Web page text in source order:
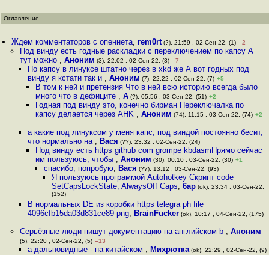
Оглавление
Ждем комментаторов с опеннета,rem0rt (?), 21:59 , 02-Сен-22, (1) –2
Под винду есть годные раскладки с переключением по капсу А
тут можно , Аноним (3), 22:02 , 02-Сен-22, (3) –7
По капсу в линуксе штатно через в xkd же А вот годных под
винду я кстати так и , Аноним (7), 22:22 , 02-Сен-22, (7) +5
В том к ней и претензия Что в ней всю историю всегда было
много что в дефиците ,A (?), 05:56 , 03-Сен-22, (51) +2
Годная под винду это, конечно бирман Переключалка по
капсу делается через AHK ,Аноним (74), 11:15 , 03-Сен-22, (74) +2
а какие под линуксом у меня капс, под виндой постоянно бесит,
что нормально на , Вася (??), 23:32 , 02-Сен-22, (24)
Под винду есть https github com grompe kbdasmПрямо сейчас
им пользуюсь, чтобы ,Аноним (30), 00:10 , 03-Сен-22, (30) +1
спасибо, попробую, Вася (??), 13:12 , 03-Сен-22, (93)
Я пользуюсь программой Autohotkey Скрипт code
SetCapsLockState, AlwaysOff Caps, 6ap(ok), 23:34 , 03-Сен-22,
(152)
В нормальных DE из коробки https telegra ph file
4096cfb15da03d831ce89 png, BrainFucker(ok), 10:17 , 04-Сен-22, (175)
Серьёзные люди пишут документацию на английском b , Аноним
(5), 22:20 , 02-Сен-22, (5) –13
а дальновидные - на китайском , Михрютка(ok), 22:29 , 02-Сен-22, (9)